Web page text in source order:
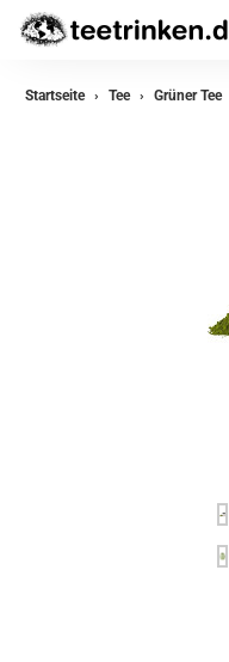
zurück
Verschiedene Anbaugebiete
Startseite Tee Grüner Tee